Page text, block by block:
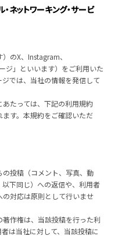
・ネットワーキング・サービ
のX、Instagram、
ジ」といいます）をご利用いた
では、当社の情報を発信して
たっては、下記の利用規約
ます。本規約をご確認いただ
投稿（コメント、写真、動
下同じ）への返信や、利用者
対応は原則として行いませ
作権は、当該投稿を行った利
は当社に対して、当該投稿に